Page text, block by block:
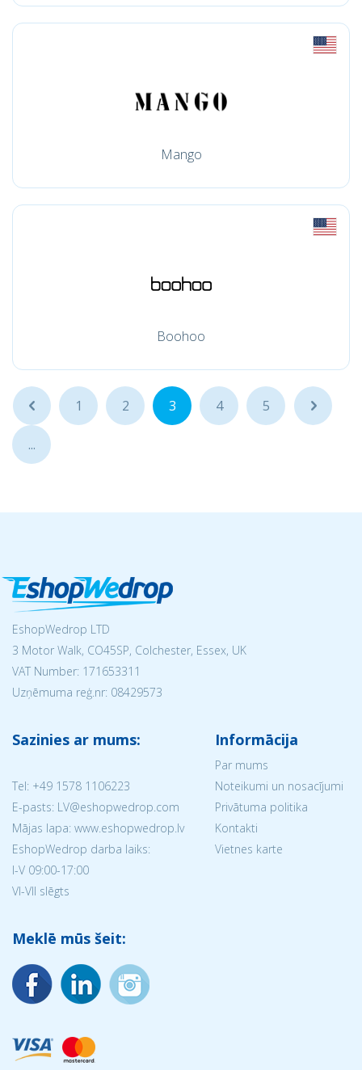
Mango
Boohoo
... 1 2 3 4 5 ...
...
EshopWedrop LTD
3 Motor Walk, CO45SP, Colchester, Essex, UK
VAT Number: 171653311
Uzņēmuma reģ.nr: 08429573
Sazinies ar mums:
Tel: +49 1578 1106223
E-pasts: LV@eshopwedrop.com
Mājas lapa: www.eshopwedrop.lv
EshopWedrop darba laiks:
I-V 09:00-17:00
VI-VII slēgts
Informācija
Par mums
Noteikumi un nosacījumi
Privātuma politika
Kontakti
Vietnes karte
Meklē mūs šeit: